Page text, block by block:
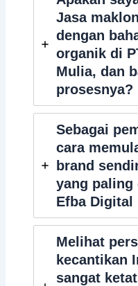
Jasa
dengan
organik di
Mulia, dan
prosesnya?
Sebagai
cara
brand
yang paling
Efba Digital
Melihat
kecantikan
sangat